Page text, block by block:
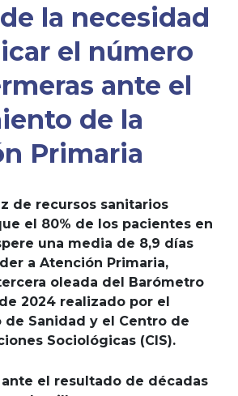
la necesidad
el número
ante el
de la
Primaria
de recursos sanitarios
el 80% de los pacientes en
una media de 8,9 días
a Atención Primaria,
oleada del Barómetro
2024 realizado por el
de Sanidad y el Centro de
Sociológicas (CIS).
ante el resultado de décadas